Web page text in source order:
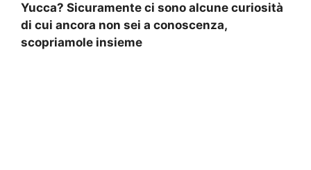
Yucca? Sicuramente ci sono alcune curiosità
di cui ancora non sei a conoscenza,
scopriamole insieme